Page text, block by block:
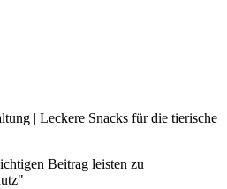
| Leckere Snacks für die tierische
Beitrag leisten zu